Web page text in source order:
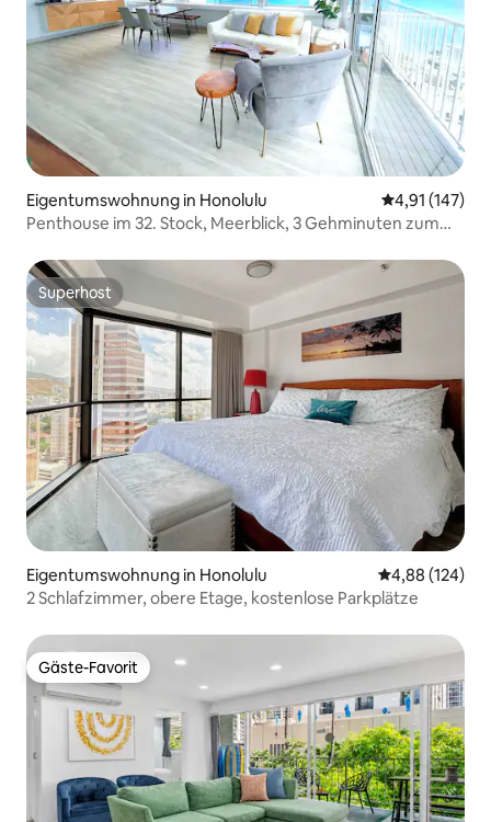
Eigentumswohnung in Honolulu
4,91 (147)
Penthouse im 32. Stock, Meerblick, 3 Gehminuten zum
Superhost
Superhost
Eigentumswohnung in Honolulu
4,88 (124)
2 Schlafzimmer, obere Etage, kostenlose Parkplätze
Gäste-Favorit
Gäste-Favorit